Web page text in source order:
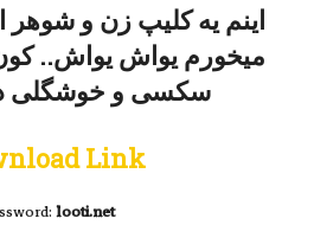
اینم یه کلیپ زن و شوهر
میخورم یواش یواش..
سکسی و خوشگلی
Link
looti.net